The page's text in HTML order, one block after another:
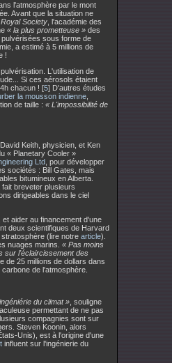
l'atmosphère par le mont
Avant que la situation ne
Royal Society , l'académie des
« la plus prometteuse » des
sous forme de
a estimé à 5 millions de
!
L'utilisation de
Si ces aérosols étaient
chacun ! [5] D'autres études
la mousson indienne
de taille : « L'impossibilité de
Keith, physicien, et Ken
« Planetary Cooler »
Ltd , pour développer
sociétés : Bill Gates, mais
bitumineux en Alberta.
fait breveter plusieurs
dirigeables dans le ciel
et aider au financement d'une
deux scientifiques de Harvard
(lire notre article).
nuages marins. « Pas moins
sur l'éclaircissement des
de 25 millions de dollars dans
de l'atmosphère.
du climat » , souligne
permettant de ne pas
compagnies sont sur
Steven Koonin, alors
Unis), est à l'origine d'une
influent sur l'ingénierie du